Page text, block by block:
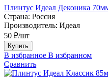
Плинтус Идеал Деконика
Страна: Россия
Производитель: Идеал
50 ₽/шт
Купить
В избранное В избранном
Сравнить